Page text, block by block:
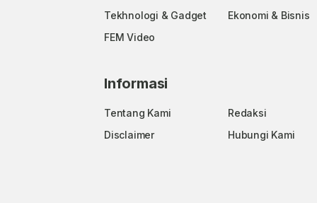
Tekhnologi & Gadget
Ekonomi & Bisnis
FEM Video
Informasi
Tentang Kami
Redaksi
Disclaimer
Hubungi Kami